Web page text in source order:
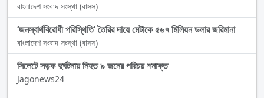
বাংলাদেশ সংবাদ সংস্থা (বাসস)
‘জনস্বার্থবিরোধী পরিস্থিতি’ তৈরির দায়ে মেটাকে ৫৬৭ মিলিয়ন ডলার জরিমানা
বাংলাদেশ সংবাদ সংস্থা (বাসস)
সিলেটে সড়ক দুর্ঘটনায় নিহত ৯ জনের পরিচয় শনাক্ত
Jagonews24